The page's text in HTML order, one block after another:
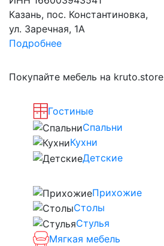
Казань, пос. Константиновка,
ул. Заречная, 1А
Подробнее
Покупайте мебель на kruto.store
Гостиные
Спальни
Кухни
Детские
Прихожие
Столы
Стулья
Мягкая мебель